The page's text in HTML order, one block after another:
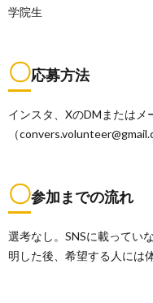
学院生
〇応募方法
インスタ、XのDMまたはメ
（
〇参加までの流れ
選考なし。SNSに載ってい
明した後、希望する人には